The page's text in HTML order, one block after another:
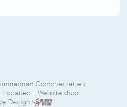
Grondverzet en
Locaties - Website door
Design